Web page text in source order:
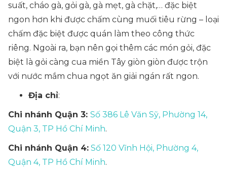
suất, cháo gà, gỏi gà, gà mẹt, gà chặt,… đặc biệt
ngon hơn khi được chấm cùng muối tiêu rừng – loại
chấm đặc biệt được quán làm theo công thức
riêng. Ngoài ra, bạn nên gọi thêm các món gỏi, đặc
biệt là gỏi càng cua miền Tây giòn giòn được trộn
với nước mắm chua ngọt ăn giải ngán rất ngon.
Địa chỉ:
Chi nhánh Quận 3: Số 386 Lê Văn Sỹ, Phường 14,
Quận 3, TP Hồ Chí Minh.
Chi nhánh Quận 4: Số 120 Vĩnh Hội, Phường 4,
Quận 4, TP Hồ Chí Minh.